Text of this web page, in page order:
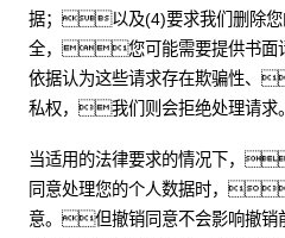
据；以及(4)要求我们删除
全，您可能需要提供书面
依据认为这些请求存在欺骗性、
私权，我们则会拒绝处理请
当适用的法律要求的情况下，
同意处理您的个人数据时，
意。但撤销同意不会影响撤销